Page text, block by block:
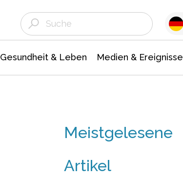
Gesundheit & Leben Medien & Ereignisse
Meistgelesene
Artikel